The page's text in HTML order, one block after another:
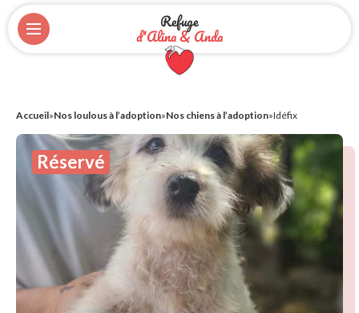
Refuge
d'Alina & Anda
Accueil»Nos loulous à l’adoption»Nos chiens à l’adoption»Idéfix
Réservé